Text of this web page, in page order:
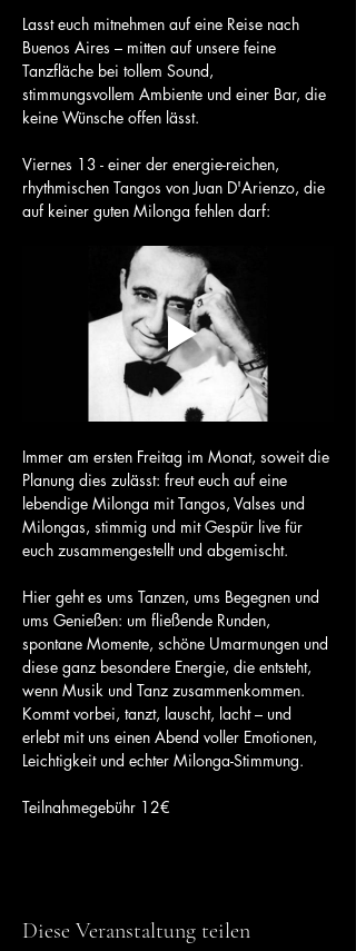
Lasst euch mitnehmen auf eine Reise nach
Buenos Aires – mitten auf unsere feine
Tanzfläche bei tollem Sound,
stimmungsvollem Ambiente und einer Bar, die
keine Wünsche offen lässt.
Viernes 13 - einer der energie-reichen,
rhythmischen Tangos von Juan D'Arienzo, die
auf keiner guten Milonga fehlen darf:
Immer am ersten Freitag im Monat, soweit die
Planung dies zulässt: freut euch auf eine
lebendige Milonga mit Tangos, Valses und
Milongas, stimmig und mit Gespür live für
euch zusammengestellt und abgemischt.
Hier geht es ums Tanzen, ums Begegnen und
ums Genießen: um fließende Runden,
spontane Momente, schöne Umarmungen und
diese ganz besondere Energie, die entsteht,
wenn Musik und Tanz zusammenkommen.
Kommt vorbei, tanzt, lauscht, lacht – und
erlebt mit uns einen Abend voller Emotionen,
Leichtigkeit und echter Milonga-Stimmung.
Teilnahmegebühr 12€
Diese Veranstaltung teilen